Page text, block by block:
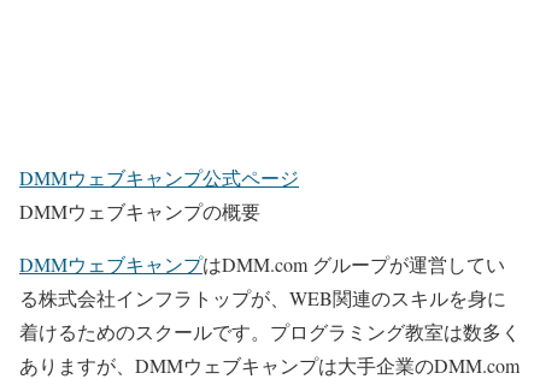
DMMウェブキャンプ公式ページ
DMMウェブキャンプの概要
DMMウェブキャンプはDMM.com グループが運営してい
る株式会社インフラトップが、WEB関連のスキルを身に
着けるためのスクールです。プログラミング教室は数多く
ありますが、DMMウェブキャンプは大手企業のDMM.com